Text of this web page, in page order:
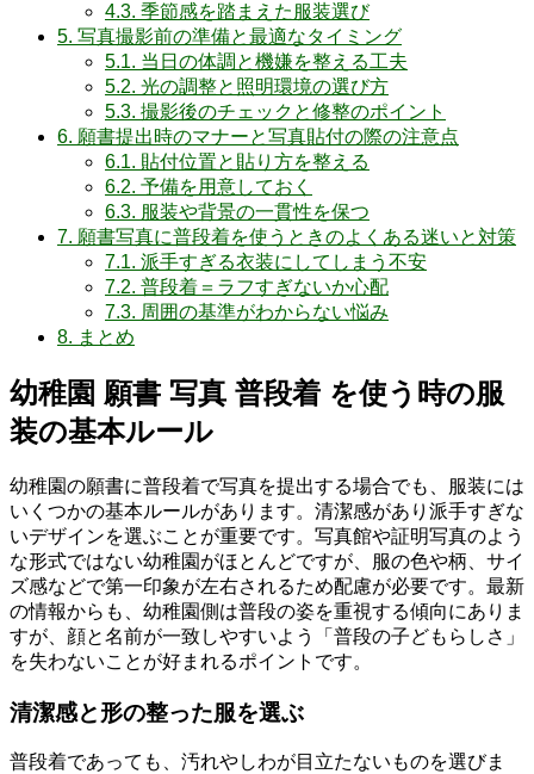
4.3. 季節感を踏まえた服装選び
5. 写真撮影前の準備と最適なタイミング
5.1. 当日の体調と機嫌を整える工夫
5.2. 光の調整と照明環境の選び方
5.3. 撮影後のチェックと修整のポイント
6. 願書提出時のマナーと写真貼付の際の注意点
6.1. 貼付位置と貼り方を整える
6.2. 予備を用意しておく
6.3. 服装や背景の一貫性を保つ
7. 願書写真に普段着を使うときのよくある迷いと対策
7.1. 派手すぎる衣装にしてしまう不安
7.2. 普段着＝ラフすぎないか心配
7.3. 周囲の基準がわからない悩み
8. まとめ
幼稚園 願書 写真 普段着 を使う時の服
装の基本ルール
幼稚園の願書に普段着で写真を提出する場合でも、服装には
いくつかの基本ルールがあります。清潔感があり派手すぎな
いデザインを選ぶことが重要です。写真館や証明写真のよう
な形式ではない幼稚園がほとんどですが、服の色や柄、サイ
ズ感などで第一印象が左右されるため配慮が必要です。最新
の情報からも、幼稚園側は普段の姿を重視する傾向にありま
すが、顔と名前が一致しやすいよう「普段の子どもらしさ」
を失わないことが好まれるポイントです。
清潔感と形の整った服を選ぶ
普段着であっても、汚れやしわが目立たないものを選びま